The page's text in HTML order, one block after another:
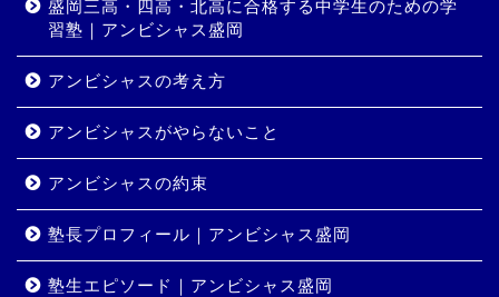
盛岡三高・四高・北高に合格する中学生のための学
習塾｜アンビシャス盛岡
アンビシャスの考え方
アンビシャスがやらないこと
アンビシャスの約束
塾長プロフィール｜アンビシャス盛岡
塾生エピソード｜アンビシャス盛岡